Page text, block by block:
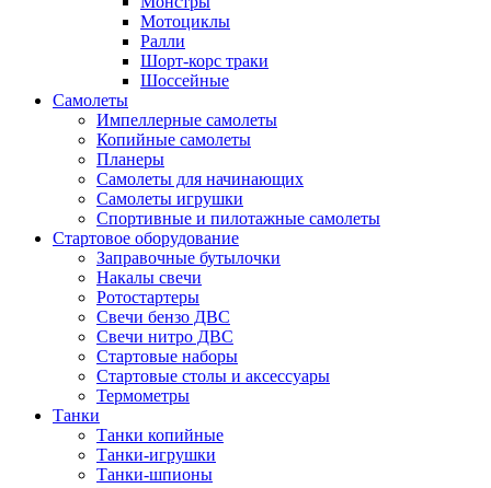
Мотоциклы
Ралли
Шорт-корс траки
Шоссейные
Самолеты
Импеллерные самолеты
Копийные самолеты
Планеры
Самолеты для начинающих
Самолеты игрушки
Спортивные и пилотажные самолеты
Стартовое оборудование
Заправочные бутылочки
Накалы свечи
Ротостартеры
Свечи бензо ДВС
Свечи нитро ДВС
Стартовые наборы
Стартовые столы и аксессуары
Термометры
Танки
Танки копийные
Танки-игрушки
Танки-шпионы